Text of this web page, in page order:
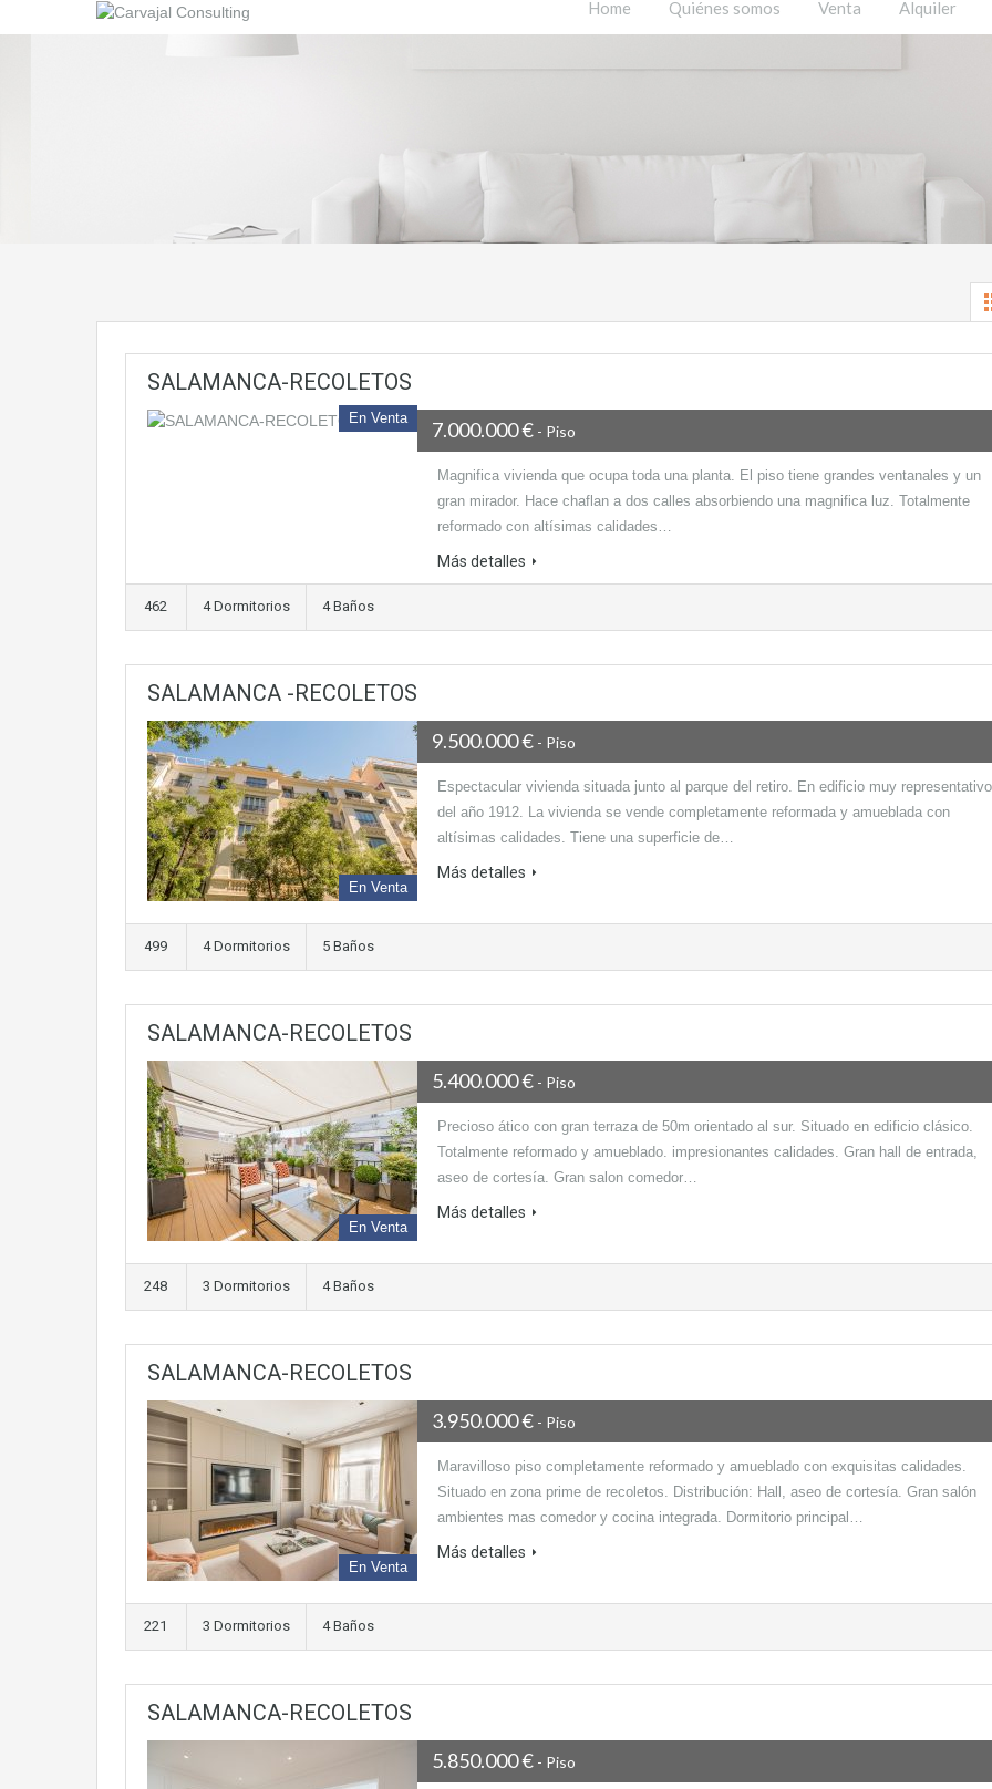
Home Quiénes somos Venta Alquiler
SALAMANCA-RECOLETOS
En Venta 7.000.000 € - Piso
Magnifica vivienda que ocupa toda una planta. El piso tiene grandes ventanales y un
gran mirador. Hace chaflan a dos calles absorbiendo una magnifica luz. Totalmente
reformado con altísimas calidades…
Más detalles
462 4 Dormitorios 4 Baños
SALAMANCA -RECOLETOS
En Venta
9.500.000 € - Piso
Espectacular vivienda situada junto al parque del retiro. En edificio muy representativo
del año 1912. La vivienda se vende completamente reformada y amueblada con
altísimas calidades. Tiene una superficie de…
Más detalles
499 4 Dormitorios 5 Baños
SALAMANCA-RECOLETOS
En Venta
5.400.000 € - Piso
Precioso ático con gran terraza de 50m orientado al sur. Situado en edificio clásico.
Totalmente reformado y amueblado. impresionantes calidades. Gran hall de entrada,
aseo de cortesía. Gran salon comedor…
Más detalles
248 3 Dormitorios 4 Baños
SALAMANCA-RECOLETOS
En Venta
3.950.000 € - Piso
Maravilloso piso completamente reformado y amueblado con exquisitas calidades.
Situado en zona prime de recoletos. Distribución: Hall, aseo de cortesía. Gran salón
ambientes mas comedor y cocina integrada. Dormitorio principal…
Más detalles
221 3 Dormitorios 4 Baños
SALAMANCA-RECOLETOS
5.850.000 € - Piso